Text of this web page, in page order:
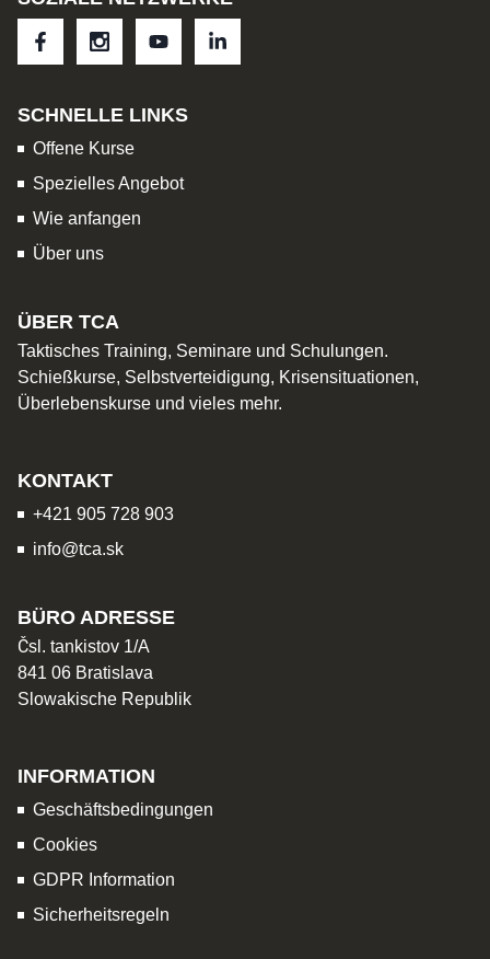
SCHNELLE LINKS
Offene Kurse
Spezielles Angebot
Wie anfangen
Über uns
ÜBER TCA
Taktisches Training, Seminare und Schulungen.
Schießkurse, Selbstverteidigung, Krisensituationen,
Überlebenskurse und vieles mehr.
KONTAKT
+421 905 728 903
info@tca.sk
BÜRO ADRESSE
Čsl. tankistov 1/A
841 06 Bratislava
Slowakische Republik
INFORMATION
Geschäftsbedingungen
Cookies
GDPR Information
Sicherheitsregeln